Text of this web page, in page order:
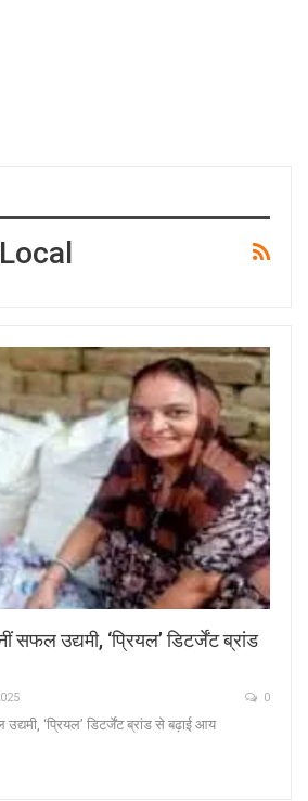
सफल उद्यमी, ‘प्रियल’ डिटर्जेंट ब्रांड
0
‘प्रियल’ डिटर्जेंट ब्रांड से बढ़ाई आय